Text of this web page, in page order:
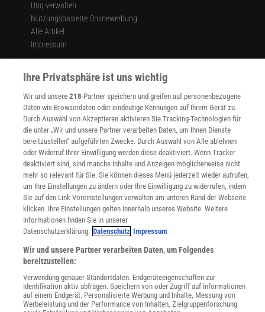
Utiq verwalten
Nutzungsbasierte Onlinewerbung
Alle Artikel
Impressum
Angebote für Schulen
Sprachen lernen mit Gymglish
Lexika
Für Spektrum schreiben
Zugänglichkeitserklärung
WEBSEITEN
KielSCN
Wissenschaft in die Schulen
SciLogs
Uns finden Sie auch hier:
Ihre Privatsphäre ist uns wichtig
Wir und unsere218-Partner speichern und greifen auf personenbezogene
Daten wie Browserdaten oder eindeutige Kennungen auf Ihrem Gerät zu.
Durch Auswahl von Akzeptieren aktivieren Sie Tracking-Technologien für
die unter „Wir und unsere Partner verarbeiten Daten, um Ihnen Dienste
bereitzustellen“ aufgeführten Zwecke. Durch Auswahl von Alle ablehnen
oder Widerruf Ihrer Einwilligung werden diese deaktiviert. Wenn Tracker
deaktiviert sind, sind manche Inhalte und Anzeigen möglicherweise nicht
mehr so relevant für Sie. Sie können dieses Menü jederzeit wieder aufrufen,
um Ihre Einstellungen zu ändern oder Ihre Einwilligung zu widerrufen, indem
Sie auf den Link Voreinstellungen verwalten am unteren Rand der Webseite
klicken. Ihre Einstellungen gelten innerhalb unseres Website. Weitere
Informationen finden Sie in unserer
Datenschutzerklärung. Datenschutz Impressum
Wir und unsere Partner verarbeiten Daten, um Folgendes
bereitzustellen:
Verwendung genauer Standortdaten. Endgeräteeigenschaften zur
Identifikation aktiv abfragen. Speichern von oder Zugriff auf Informationen
auf einem Endgerät. Personalisierte Werbung und Inhalte, Messung von
Werbeleistung und der Performance von Inhalten, Zielgruppenforschung